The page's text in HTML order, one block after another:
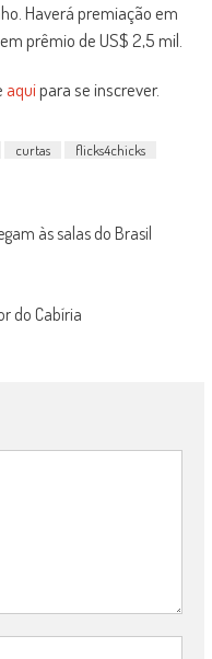
Haverá premiação em
prêmio de US$ 2,5 mil.
aquipara se inscrever.
curtas
flicks4chicks
às salas do Brasil
do Cabíria